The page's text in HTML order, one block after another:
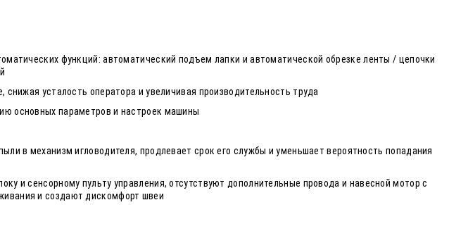
функций: автоматический подъем лапки и автоматической обрезке ленты / цепочки
усталость оператора и увеличивая производительность труда
основных параметров и настроек машины
в механизм игловодителя, продлевает срок его службы и уменьшает вероятность попадания
и сенсорному пульту управления, отсутствуют дополнительные провода и навесной мотор с
и создают дискомфорт швеи